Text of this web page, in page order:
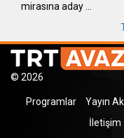
mirasına aday …
© 2026
Programlar Yayın
İletişim